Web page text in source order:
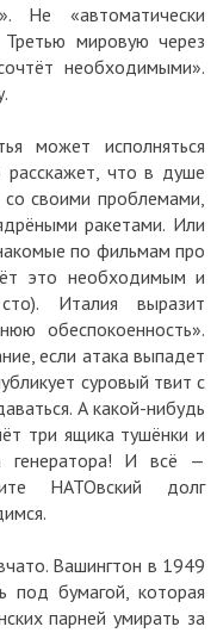
Не «автоматически
Третью мировую через
необходимыми».
может исполняться
расскажет, что в душе
своими проблемами,
ракетами. Или
по фильмам про
это необходимым и
Италия выразит
обеспокоенность».
если атака выпадет
суровый твит с
А какой-нибудь
три ящика тушёнки и
генератора! И всё —
НАТОвский долг
Вашингтон в 1949
под бумагой, которая
парней умирать за